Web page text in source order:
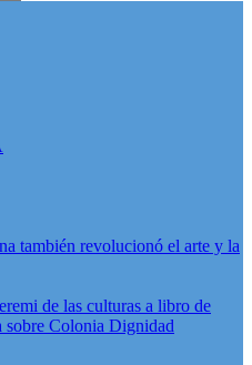
también revolucionó el arte y la
de las culturas a libro de
sobre Colonia Dignidad